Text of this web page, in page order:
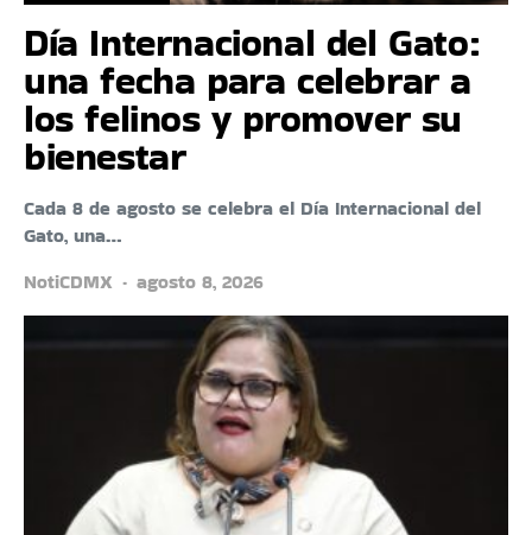
Día Internacional del Gato:
una fecha para celebrar a
los felinos y promover su
bienestar
Cada 8 de agosto se celebra el Día Internacional del
Gato, una…
NotiCDMX
agosto 8, 2026